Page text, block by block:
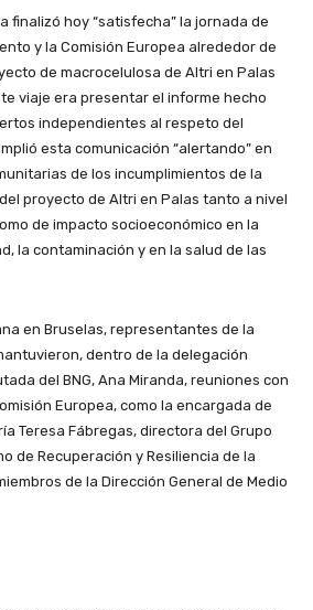
finalizó hoy “satisfecha” la jornada de
y la Comisión Europea alrededor de
de macrocelulosa de Altri en Palas
viaje era presentar el informe hecho
independientes al respeto del
esta comunicación “alertando” en
de los incumplimientos de la
proyecto de Altri en Palas tanto a nivel
de impacto socioeconómico en la
la contaminación y en la salud de las
en Bruselas, representantes de la
dentro de la delegación
del BNG, Ana Miranda, reuniones con
Europea, como la encargada de
Teresa Fábregas, directora del Grupo
de Recuperación y Resiliencia de la
de la Dirección General de Medio